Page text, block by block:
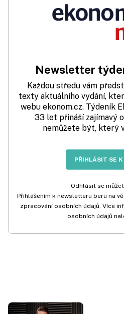
Newsletter
Každou středu vám
texty aktuálního vydání,
webu ekonom.cz. Týdeník
33 let přináší zajímavý
nemůžete být, který
PŘIHLÁSIT SE K
Odhlásit se
Přihlášením k newsletteru beru na
zpracování osobních údajů. Více
osobních údajů